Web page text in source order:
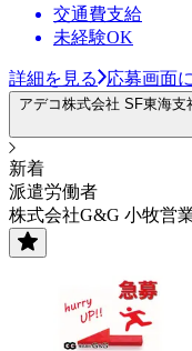
交通費支給
未経験OK
詳細を見る 応募画面
アデコ株式会社 SF東海
新着
派遣労働者
株式会社G&G 小牧営